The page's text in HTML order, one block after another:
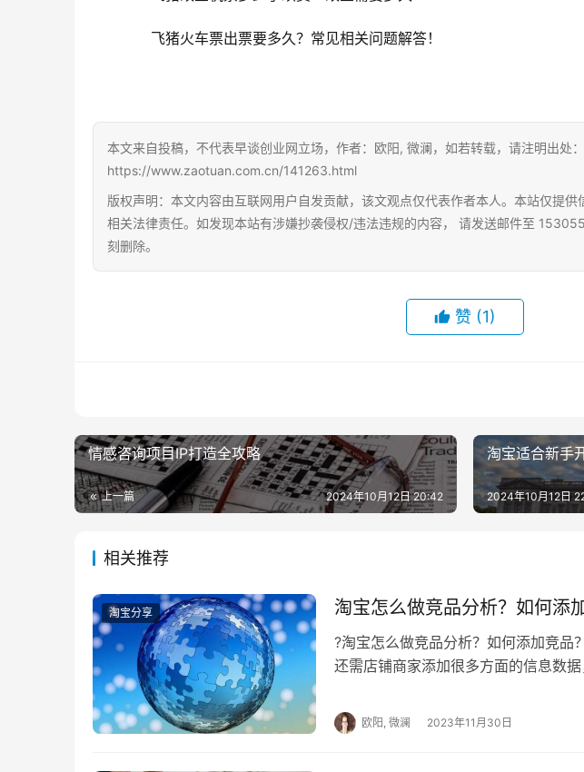
飞猪火车票出票要多久？常见相关问题解答！
本文来自投稿，不代表早谈创业网立场，作者：欧阳, 微澜，如若转载，请注明出处：
https://www.zaotuan.com.cn/141263.html
版权声明：本文内容由互联网用户自发贡献，该文观点仅代表作者本人。本站仅提
相关法律责任。如发现本站有涉嫌抄袭侵权/违法违规的内容， 请发送邮件至
刻删除。
赞 (1)
情感咨询项目IP打造全攻略
上一篇 2024年10月12日 20:42
淘宝适合新手
2024年10月12日
相关推荐
淘宝分享 淘宝怎么做竞品分析？如何添
?淘宝怎么做竞品分析？如何添加竞
还需店铺商家添加很多方面的信息数
欧阳, 微澜 2023年11月30日